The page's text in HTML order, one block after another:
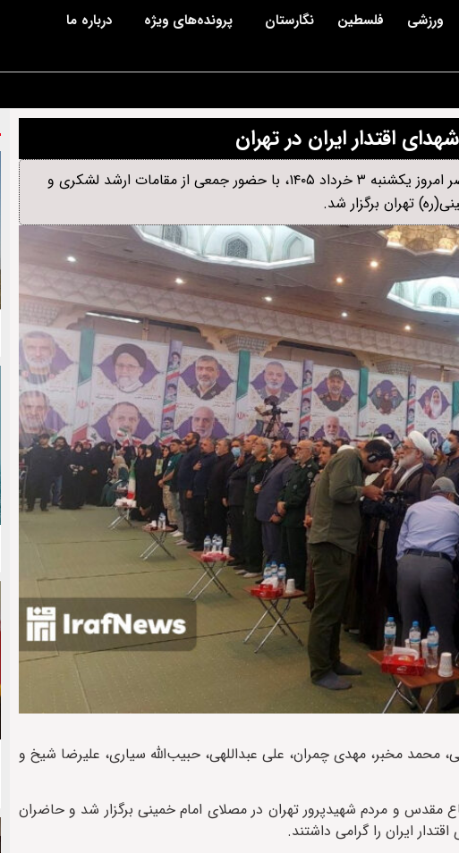
ورزشی فلسطین نگارستان پرونده‌های ویژه درباره ما
اقتدار ایران در تهران
مراسم بزرگداشت شهدای عملیات رمضان و سالگرد شهدای اقتدار ایران، عصر امروز یکشنبه ۳ خرداد ۱۴۰۵، با حضور جمعی از مقامات ارشد لشکری و
تهران برگزار شد.
مخبر، مهدی چمران، علی عبداللهی، حبیب‌الله سیاری، علیرضا شیخ و
مقدس و مردم شهیدپرور تهران در مصلای امام خمینی برگزار شد و حاضران
ایران را گرامی داشتند.